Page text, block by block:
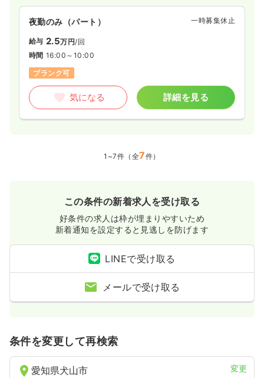
夜勤のみ（パート） 一時募集休止
給与 2.5万円/回
時間 16:00～10:00
ブランク可
気になる 詳細を見る
1~7件（全7件）
この条件の新着求人を受け取る
好条件の求人は枠が埋まりやすいため
新着通知を設定すると見逃しを防げます
LINEで受け取る
メールで受け取る
条件を変更して再検索
愛知県犬山市 変更